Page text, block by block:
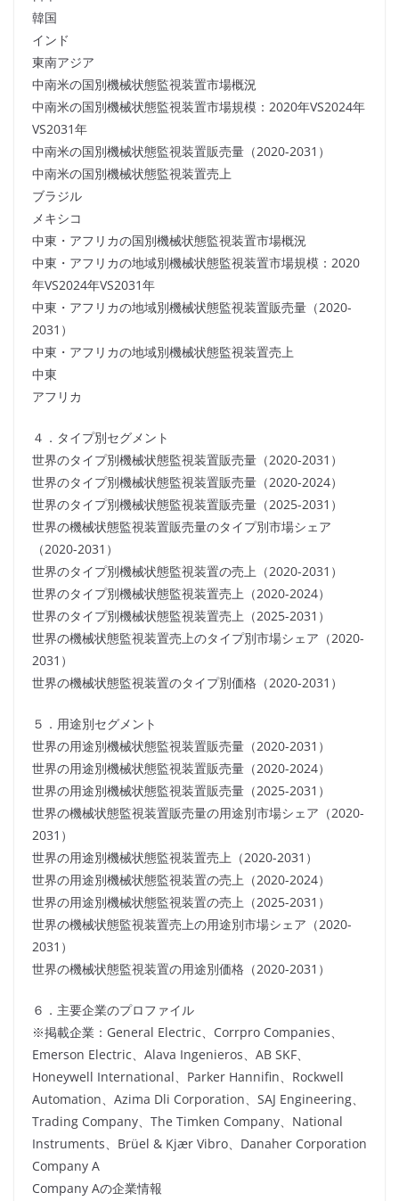
韓国
インド
東南アジア
中南米の国別機械状態監視装置市場概況
中南米の国別機械状態監視装置市場規模：2020年VS2024年
VS2031年
中南米の国別機械状態監視装置販売量（2020-2031）
中南米の国別機械状態監視装置売上
ブラジル
メキシコ
中東・アフリカの国別機械状態監視装置市場概況
中東・アフリカの地域別機械状態監視装置市場規模：2020
年VS2024年VS2031年
中東・アフリカの地域別機械状態監視装置販売量（2020-
2031）
中東・アフリカの地域別機械状態監視装置売上
中東
アフリカ
４．タイプ別セグメント
世界のタイプ別機械状態監視装置販売量（2020-2031）
世界のタイプ別機械状態監視装置販売量（2020-2024）
世界のタイプ別機械状態監視装置販売量（2025-2031）
世界の機械状態監視装置販売量のタイプ別市場シェア
（2020-2031）
世界のタイプ別機械状態監視装置の売上（2020-2031）
世界のタイプ別機械状態監視装置売上（2020-2024）
世界のタイプ別機械状態監視装置売上（2025-2031）
世界の機械状態監視装置売上のタイプ別市場シェア（2020-
2031）
世界の機械状態監視装置のタイプ別価格（2020-2031）
５．用途別セグメント
世界の用途別機械状態監視装置販売量（2020-2031）
世界の用途別機械状態監視装置販売量（2020-2024）
世界の用途別機械状態監視装置販売量（2025-2031）
世界の機械状態監視装置販売量の用途別市場シェア（2020-
2031）
世界の用途別機械状態監視装置売上（2020-2031）
世界の用途別機械状態監視装置の売上（2020-2024）
世界の用途別機械状態監視装置の売上（2025-2031）
世界の機械状態監視装置売上の用途別市場シェア（2020-
2031）
世界の機械状態監視装置の用途別価格（2020-2031）
６．主要企業のプロファイル
※掲載企業：General Electric、Corrpro Companies、
Emerson Electric、Alava Ingenieros、AB SKF、
Honeywell International、Parker Hannifin、Rockwell
Automation、Azima Dli Corporation、SAJ Engineering、
Trading Company、The Timken Company、National
Instruments、Brüel & Kjær Vibro、Danaher Corporation
Company A
Company Aの企業情報